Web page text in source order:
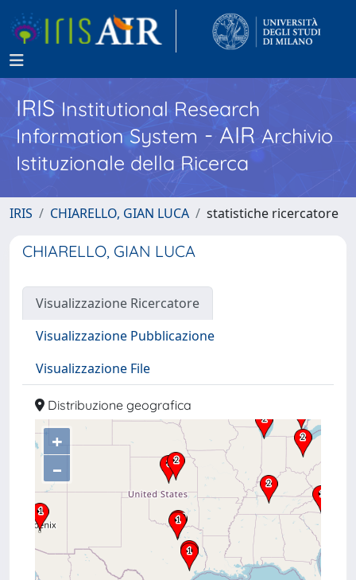
IRISInstitutional Research
Information System - AIR Archivio
Istituzionale della Ricerca
IRIS CHIARELLO, GIAN LUCA statistiche ricercatore
CHIARELLO, GIAN LUCA
Visualizzazione Ricercatore
Visualizzazione Pubblicazione
Visualizzazione File
Distribuzione geografica
+
–